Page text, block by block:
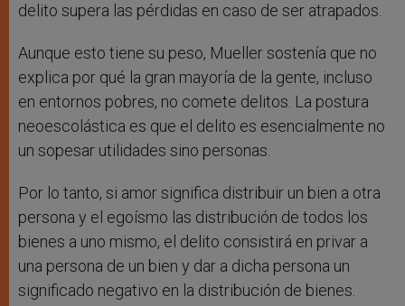
delito supera las pérdidas en caso de ser atrapados.
Aunque esto tiene su peso, Mueller sostenía que no
explica por qué la gran mayoría de la gente, incluso
en entornos pobres, no comete delitos. La postura
neoescolástica es que el delito es esencialmente no
un sopesar utilidades sino personas.
Por lo tanto, si amor significa distribuir un bien a otra
persona y el egoísmo las distribución de todos los
bienes a uno mismo, el delito consistirá en privar a
una persona de un bien y dar a dicha persona un
significado negativo en la distribución de bienes.